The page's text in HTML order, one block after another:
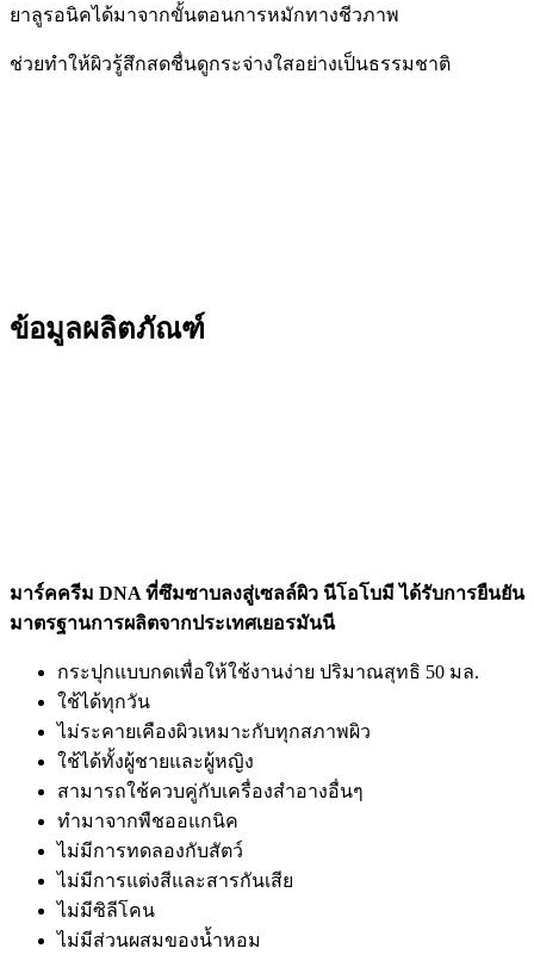
ยาลูรอนิคได้มาจากขั้นตอนการหมักทางชีวภาพ
ช่วยทำให้ผิวรู้สึกสดชื่นดูกระจ่างใสอย่างเป็นธรรมชาติ
ข้อมูลผลิตภัณฑ์
มาร์คครีม DNA ที่ซึมซาบลงสู่เซลล์ผิว นีโอโบมี ได้รับการยืนยัน
มาตรฐานการผลิตจากประเทศเยอรมันนี
กระปุกแบบกดเพื่อให้ใช้งานง่าย ปริมาณสุทธิ 50 มล.
ใช้ได้ทุกวัน
ไม่ระคายเคืองผิวเหมาะกับทุกสภาพผิว
ใช้ได้ทั้งผู้ชายและผู้หญิง
สามารถใช้ควบคู่กับเครื่องสำอางอื่นๆ
ทำมาจากพืชออแกนิค
ไม่มีการทดลองกับสัตว์
ไม่มีการแต่งสีและสารกันเสีย
ไม่มีซิลีโคน
ไม่มีส่วนผสมของน้ำหอม